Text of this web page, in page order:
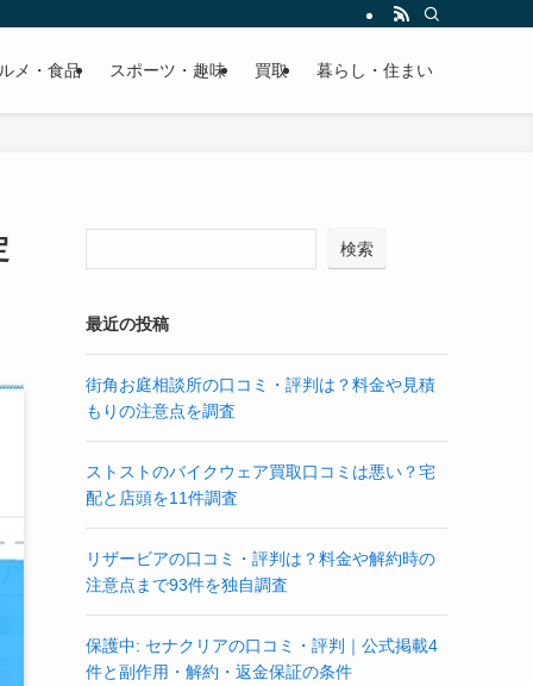
メ・食品 スポーツ・趣味 買取 暮らし・住まい
検索
最近の投稿
街角お庭相談所の口コミ・評判は？料金や見積
もりの注意点を調査
ストストのバイクウェア買取口コミは悪い？宅
配と店頭を11件調査
リザービアの口コミ・評判は？料金や解約時の
注意点まで93件を独自調査
保護中: セナクリアの口コミ・評判｜公式掲載4
件と副作用・解約・返金保証の条件